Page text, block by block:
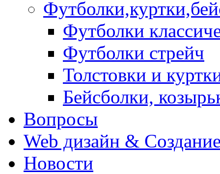
Футболки
Футболки стрейч
Толстовки и
Бейсболки,
Вопросы
Web дизайн &
Новости